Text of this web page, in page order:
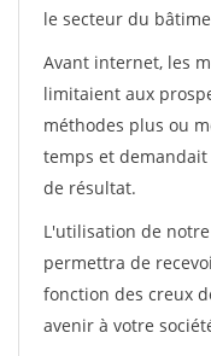
le secteur du
Avant internet, les
limitaient aux
méthodes plus ou
temps et
de résultat.
L'utilisation de
permettra de
fonction des creux
avenir à votre